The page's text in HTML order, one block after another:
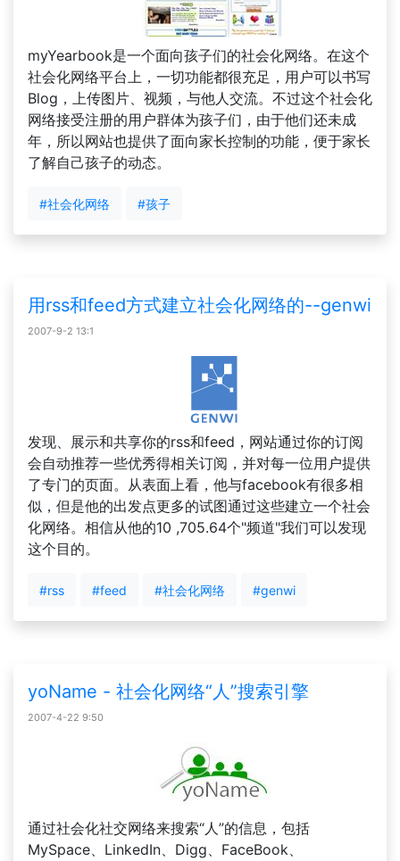
myYearbook是一个面向孩子们的社会化网络。在这个
社会化网络平台上，一切功能都很充足，用户可以书写
Blog，上传图片、视频，与他人交流。不过这个社会化
网络接受注册的用户群体为孩子们，由于他们还未成
年，所以网站也提供了面向家长控制的功能，便于家长
了解自己孩子的动态。
#社会化网络 #孩子
用rss和feed方式建立社会化网络的--genwi
2007-9-2 13:1
发现、展示和共享你的rss和feed，网站通过你的订阅
会自动推荐一些优秀得相关订阅，并对每一位用户提供
了专门的页面。从表面上看，他与facebook有很多相
似，但是他的出发点更多的试图通过这些建立一个社会
化网络。相信从他的10 ,705.64个"频道"我们可以发现
这个目的。
#rss #feed #社会化网络 #genwi
yoName - 社会化网络“人”搜索引擎
2007-4-22 9:50
通过社会化社交网络来搜索“人”的信息，包括
MySpace、LinkedIn、Digg、FaceBook、